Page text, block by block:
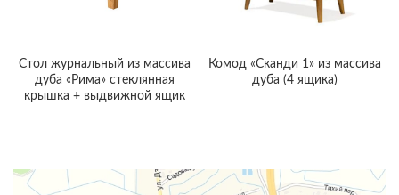
Стол журнальный из массива
дуба «Рима» стеклянная
крышка + выдвижной ящик
Комод «Сканди 1» из массива
дуба (4 ящика)